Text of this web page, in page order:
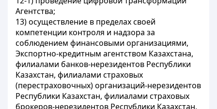
Агентства;
13) осуществление в пределах своей
компетенции контроля и надзора за
соблюдением финансовыми организациями,
Экспортно-кредитным агентством Казахстана,
филиалами банков-нерезидентов Республики
Казахстан, филиалами страховых
(перестраховочных) организаций-нерезидентов
Республики Казахстан, филиалами страховых
брокеров-нерезидентов Республики Казахстан,